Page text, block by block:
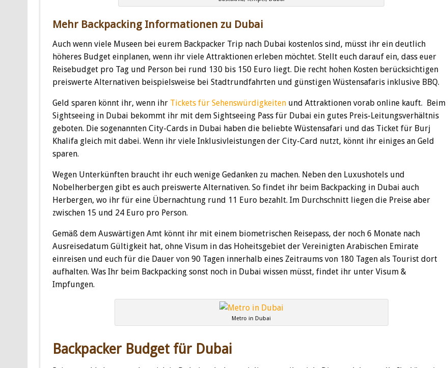
Mehr Backpacking Informationen zu Dubai
Auch wenn viele Museen bei eurem Backpacker Trip nach Dubai kostenlos sind, müsst ihr ein deutlich
höheres Budget einplanen, wenn ihr viele Attraktionen erleben möchtet. Stellt euch darauf ein, dass euer
Reisebudget pro Tag und Person bei rund 130 bis 150 Euro liegt. Die recht hohen Kosten berücksichtigen
preiswerte Alternativen beispielsweise bei Stadtrundfahrten und günstigen Wüstensafaris inklusive BBQ.
Geld sparen könnt ihr, wenn ihr Tickets für Sehenswürdigkeitenund Attraktionen vorab online kauft. Beim
Sightseeing in Dubai bekommt ihr mit dem Sightseeing Pass für Dubai ein gutes Preis-Leitungsverhältnis
geboten. Die sogenannten City-Cards in Dubai haben die beliebte Wüstensafari und das Ticket für Burj
Khalifa gleich mit dabei. Wenn ihr viele Inklusivleistungen der City-Card nutzt, könnt ihr einiges an Geld
sparen.
Wegen Unterkünften braucht ihr euch wenige Gedanken zu machen. Neben den Luxushotels und
Nobelherbergen gibt es auch preiswerte Alternativen. So findet ihr beim Backpacking in Dubai auch
Herbergen, wo ihr für eine Übernachtung rund 11 Euro bezahlt. Im Durchschnitt liegen die Preise aber
zwischen 15 und 24 Euro pro Person.
Gemäß dem Auswärtigen Amt könnt ihr mit einem biometrischen Reisepass, der noch 6 Monate nach
Ausreisedatum Gültigkeit hat, ohne Visum in das Hoheitsgebiet der Vereinigten Arabischen Emirate
einreisen und euch für die Dauer von 90 Tagen innerhalb eines Zeitraums von 180 Tagen als Tourist dort
aufhalten. Was Ihr beim Backpacking sonst noch in Dubai wissen müsst, findet ihr unter Visum &
Impfungen.
Metro in Dubai
Backpacker Budget für Dubai